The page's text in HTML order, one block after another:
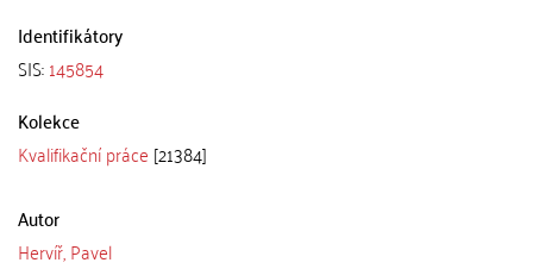
Identifikátory
SIS:145854
Kolekce
Kvalifikační práce [21384]
Autor
Hervíř, Pavel